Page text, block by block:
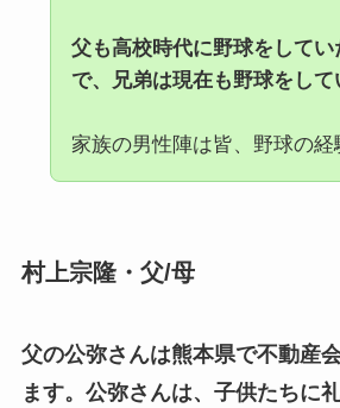
父も高校時代に野球をしてい
で、兄弟は現在も野球をして
家族の男性陣は皆、野球の経
村上宗隆・父/母
父の公弥さんは熊本県で不動産
ます。公弥さんは、子供たちに